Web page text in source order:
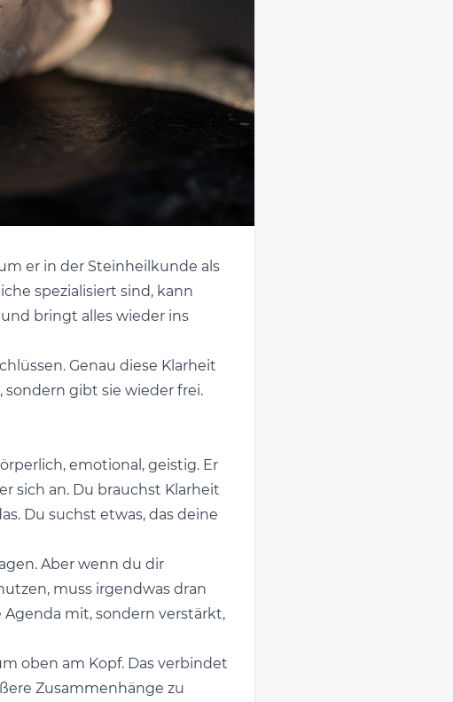
er in der Steinheilkunde als
spezialisiert sind, kann
bringt alles wieder ins
Genau diese Klarheit
gibt sie wieder frei.
emotional, geistig. Er
sich an. Du brauchst Klarheit
Du suchst etwas, das deine
Aber wenn du dir
muss irgendwas dran
mit, sondern verstärkt,
oben am Kopf. Das verbindet
Zusammenhänge zu